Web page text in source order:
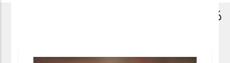
التنقل
كلية الحقوق والعلوم السياسية